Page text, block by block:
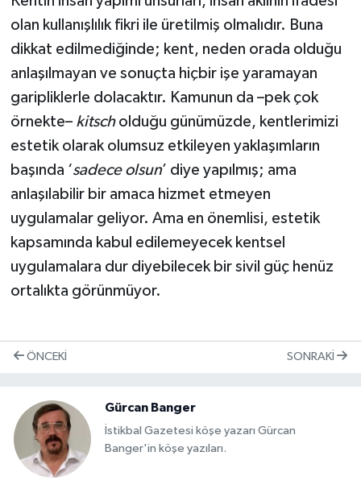
olan kullanışlılık fikri ile üretilmiş olmalıdır. Buna
dikkat edilmediğinde; kent, neden orada olduğu
anlaşılmayan ve sonuçta hiçbir işe yaramayan
garipliklerle dolacaktır. Kamunun da –pek çok
örnekte– kitscholduğu günümüzde, kentlerimizi
estetik olarak olumsuz etkileyen yaklaşımların
başında ‘sadece olsun’ diye yapılmış; ama
anlaşılabilir bir amaca hizmet etmeyen
uygulamalar geliyor. Ama en önemlisi, estetik
kapsamında kabul edilemeyecek kentsel
uygulamalara dur diyebilecek bir sivil güç henüz
ortalıkta görünmüyor.
ÖNCEKI SONRAKI
Gürcan Banger
İstikbal Gazetesi köşe yazarı Gürcan
Banger'in köşe yazıları.